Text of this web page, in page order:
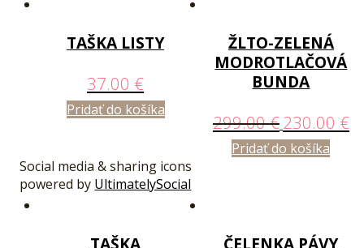
TAŠKA LISTY
37.00 €
Pridať do košíka
ŽLTO-ZELENÁ
MODROTLAČOVÁ
BUNDA
299.00€230.00 €
Pridať do košíka
TAŠKA
ČELENKA PÁVY
Social media & sharing icons
powered by UltimatelySocial